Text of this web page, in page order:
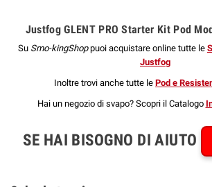
Justfog GLENT PRO Starter Kit Pod
Su Smo-kingShoppuoi acquistare online tutte le
Justfog
Inoltre trovi anche tutte le Pod e
Hai un negozio di svapo? Scopri il Catalogo
SE HAI BISOGNO DI AIUTO